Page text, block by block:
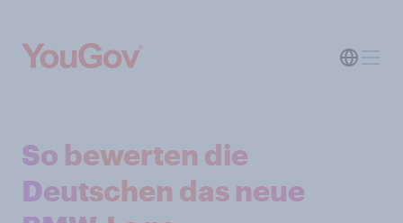
So bewerten die
Deutschen das neue